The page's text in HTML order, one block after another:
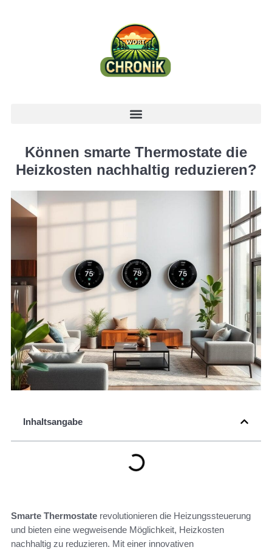
Können smarte Thermostate die
Heizkosten nachhaltig reduzieren?
Inhaltsangabe
Smarte Thermostate revolutionieren die Heizungssteuerung
und bieten eine wegweisende Möglichkeit, Heizkosten
nachhaltig zu reduzieren. Mit einer innovativen